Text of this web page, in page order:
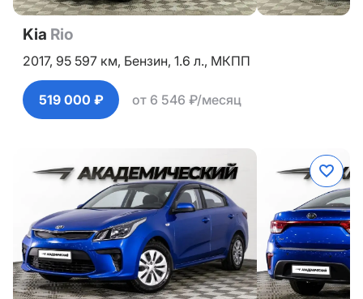
Kia Rio
2017, 95 597 км, Бензин, 1.6 л., МКПП
519 000 ₽ от 6 546 ₽/месяц